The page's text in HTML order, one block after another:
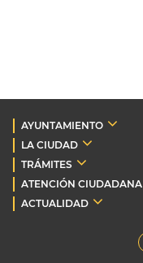
AYUNTAMIENTO
LA CIUDAD
TRÁMITES
ATENCIÓN CIUDADANA
ACTUALIDAD